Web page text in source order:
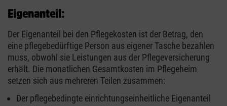
Eigenanteil:
Der Eigenanteil bei den Pflegekosten ist der Betrag, den
eine pflegebedürftige Person aus eigener Tasche bezahlen
muss, obwohl sie Leistungen aus der Pflegeversicherung
erhält. Die monatlichen Gesamtkosten im Pflegeheim
setzen sich aus mehreren Teilen zusammen:
Der pflegebedingte einrichtungseinheitliche Eigenanteil